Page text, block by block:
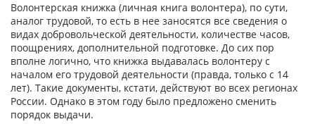
Волонтерская книжка (личная книга волонтера), по сути,
аналог трудовой, то есть в нее заносятся все сведения о
видах добровольческой деятельности, количестве часов,
поощрениях, дополнительной подготовке. До сих пор
вполне логично, что книжка выдавалась волонтеру с
началом его трудовой деятельности (правда, только с 14
лет). Такие документы, кстати, действуют во всех регионах
России. Однако в этом году было предложено сменить
порядок выдачи.